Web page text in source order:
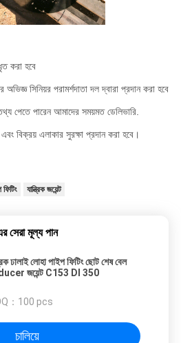
করা হবে
সিনিয়র পরামর্শদাতা দল দ্বারা প্রদান করা হবে
পেতে পারেন আমাদের সময়মত ডেলিভারি.
বিক্রয় এলাকার সুরক্ষা প্রদান করা হবে।
যান্ত্রিক জয়েন্ট
সেরা মূল্য পান
ঢালাই লোহা পাইপ ফিটিং ছোট শেষ বেল
জয়েন্ট C153 DI 350
： 100 pcs
চালিয়ে